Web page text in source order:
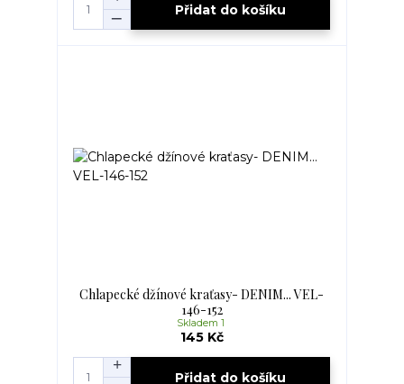
Přidat do košíku
Chlapecké džínové kraťasy- DENIM... VEL-
146-152
145 Kč
Skladem 1
Přidat do košíku